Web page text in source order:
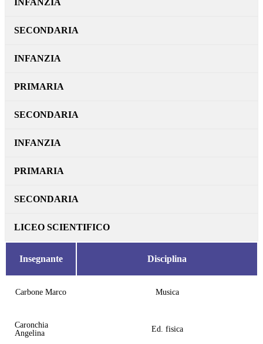
INFANZIA
SECONDARIA
INFANZIA
PRIMARIA
SECONDARIA
INFANZIA
PRIMARIA
SECONDARIA
LICEO SCIENTIFICO
Insegnante Disciplina
Carbone Marco Musica
Caronchia
Angelina
Ed. fisica